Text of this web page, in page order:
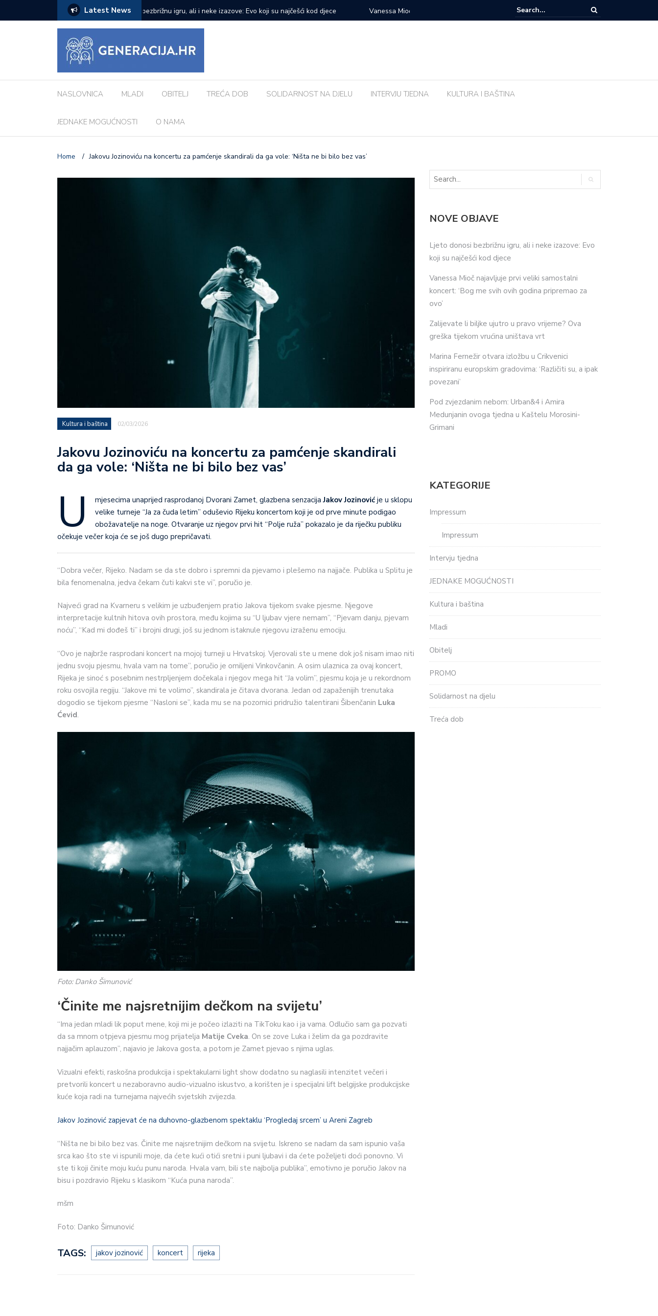
Latest News
Evo koji su najčešći kod djece
Vanessa Mioč najavljuje prvi veliki samostalni koncert: ‘Bog me svih ovih godina
pripremao za ovo’
Zalijevate li biljke ujutro u pravo vrijeme? Ova greška tijekom vrućina uništava
NASLOVNICA MLADI OBITELJ TREĆA DOB SOLIDARNOST NA DJELU INTERVJU TJEDNA KULTURA I BAŠTINA
JEDNAKE MOGUĆNOSTI O NAMA
Home / Jakovu Jozinoviću na koncertu za pamćenje skandirali da ga vole: ‘Ništa ne bi bilo bez vas’
Kultura i baština 02/03/2026
Jakovu Jozinoviću na koncertu za pamćenje skandirali
da ga vole: ‘Ništa ne bi bilo bez vas’
U mjesecima unaprijed rasprodanoj Dvorani Zamet, glazbena senzacijaJakov Jozinović je u sklopu
velike turneje “Ja za čuda letim” oduševio Rijeku koncertom koji je od prve minute podigao
obožavatelje na noge. Otvaranje uz njegov prvi hit “Polje ruža” pokazalo je da riječku publiku
očekuje večer koja će se još dugo prepričavati.
“Dobra večer, Rijeko. Nadam se da ste dobro i spremni da pjevamo i plešemo na najjače. Publika u Splitu je
bila fenomenalna, jedva čekam čuti kakvi ste vi”, poručio je.
Najveći grad na Kvarneru s velikim je uzbuđenjem pratio Jakova tijekom svake pjesme. Njegove
interpretacije kultnih hitova ovih prostora, među kojima su “U ljubav vjere nemam”, “Pjevam danju, pjevam
noću”, “Kad mi dođeš ti” i brojni drugi, još su jednom istaknule njegovu izraženu emociju.
“Ovo je najbrže rasprodani koncert na mojoj turneji u Hrvatskoj. Vjerovali ste u mene dok još nisam imao niti
jednu svoju pjesmu, hvala vam na tome”, poručio je omiljeni Vinkovčanin. A osim ulaznica za ovaj koncert,
Rijeka je sinoć s posebnim nestrpljenjem dočekala i njegov mega hit “Ja volim”, pjesmu koja je u rekordnom
roku osvojila regiju. “Jakove mi te volimo”, skandirala je čitava dvorana. Jedan od zapaženijih trenutaka
dogodio se tijekom pjesme “Nasloni se”, kada mu se na pozornici pridružio talentirani Šibenčanin Luka
Ćevid.
Foto: Danko Šimunović
‘Činite me najsretnijim dečkom na svijetu’
“Ima jedan mladi lik poput mene, koji mi je počeo izlaziti na TikToku kao i ja vama. Odlučio sam ga pozvati
da sa mnom otpjeva pjesmu mog prijatelja Matije Cveka. On se zove Luka i želim da ga pozdravite
najjačim aplauzom”, najavio je Jakova gosta, a potom je Zamet pjevao s njima uglas.
Vizualni efekti, raskošna produkcija i spektakularni light show dodatno su naglasili intenzitet večeri i
pretvorili koncert u nezaboravno audio-vizualno iskustvo, a korišten je i specijalni lift belgijske produkcijske
kuće koja radi na turnejama najvećih svjetskih zvijezda.
Jakov Jozinović zapjevat će na duhovno-glazbenom spektaklu ‘Progledaj srcem’ u Areni Zagreb
“Ništa ne bi bilo bez vas. Činite me najsretnijim dečkom na svijetu. Iskreno se nadam da sam ispunio vaša
srca kao što ste vi ispunili moje, da ćete kući otići sretni i puni ljubavi i da ćete poželjeti doći ponovno. Vi
ste ti koji činite moju kuću punu naroda. Hvala vam, bili ste najbolja publika”, emotivno je poručio Jakov na
bisu i pozdravio Rijeku s klasikom “Kuća puna naroda”.
mšm
Foto: Danko Šimunović
TAGS: jakov jozinović koncert rijeka
NOVE OBJAVE
Ljeto donosi bezbrižnu igru, ali i neke izazove: Evo
koji su najčešći kod djece
Vanessa Mioč najavljuje prvi veliki samostalni
koncert: ‘Bog me svih ovih godina pripremao za
ovo’
Zalijevate li biljke ujutro u pravo vrijeme? Ova
greška tijekom vrućina uništava vrt
Marina Fernežir otvara izložbu u Crikvenici
inspiriranu europskim gradovima: ‘Različiti su, a ipak
povezani’
Pod zvjezdanim nebom: Urban&4 i Amira
Medunjanin ovoga tjedna u Kaštelu Morosini-
Grimani
KATEGORIJE
Impressum
Impressum
Intervju tjedna
JEDNAKE MOGUĆNOSTI
Kultura i baština
Mladi
Obitelj
PROMO
Solidarnost na djelu
Treća dob